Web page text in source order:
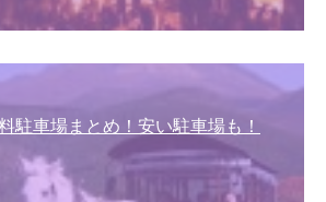
駐車場まとめ！安い駐車場も！